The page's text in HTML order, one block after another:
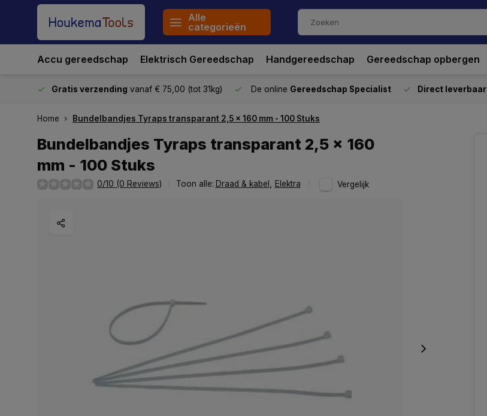
Alle
categorieën
Accu gereedschap Elektrisch Gereedschap Handgereedschap Gereedschap opbergen
Gratis verzending vanaf € 75,00 (tot 31kg) De online Gereedschap Specialist Direct leverbaar
Home Bundelbandjes Tyraps transparant 2,5 x 160 mm - 100 Stuks
Bundelbandjes Tyraps transparant 2,5 x 160
mm - 100 Stuks
0/10 (0 Reviews) Toon alle: Draad & kabel Elektra Vergelijk